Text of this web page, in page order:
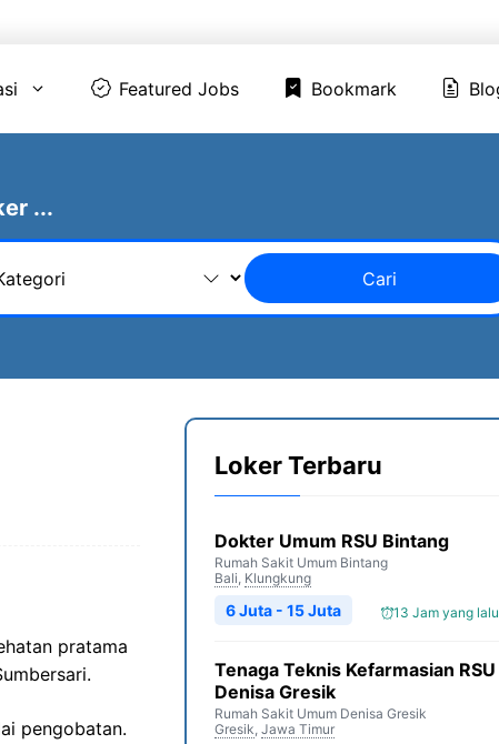
Featured Jobs Bookmark
...
Cari
pratama
pengobatan.
Loker Terbaru
Dokter Umum RSU Bintang
Rumah Sakit Umum Bintang
Bali, Klungkung
13 Jam yang lalu
6 Juta - 15 Juta
Tenaga Teknis Kefarmasian RSU
Denisa Gresik
Rumah Sakit Umum Denisa Gresik
Gresik, Jawa Timur